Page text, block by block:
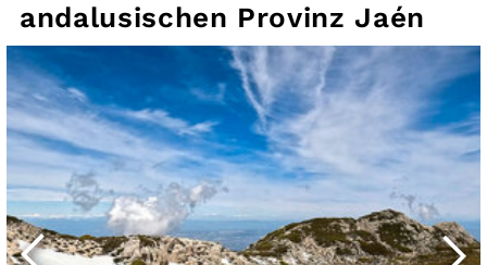
andalusischen Provinz Jaén